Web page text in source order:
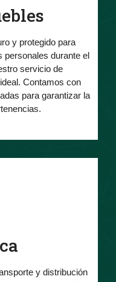
y protegido para
personales durante el
servicio de
Contamos con
para garantizar la
y distribución